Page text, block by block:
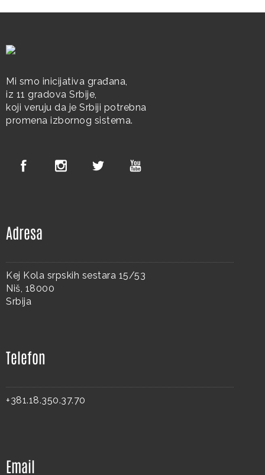
Mi smo inicijativa građana,
iz 11 gradova Srbije,
koji veruju da je Srbiji potrebna
promena izbornog sistema.
Adresa
Kej Kola srpskih sestara 15/53
Niš, 18000
Srbija
Telefon
+381.18.350.37.70
Email